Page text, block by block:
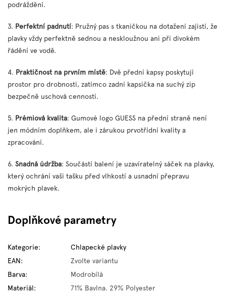
podráždění.
3. Perfektní padnutí: Pružný pas s tkaničkou na dotažení zajistí, že
plavky vždy perfektně sednou a neskloužnou ani při divokém
řádění ve vodě.
4. Praktičnost na prvním místě: Dvě přední kapsy poskytují
prostor pro drobnosti, zatímco zadní kapsička na suchý zip
bezpečně uschová cennosti.
5. Prémiová kvalita: Gumové logo GUESS na přední straně není
jen módním doplňkem, ale i zárukou prvotřídní kvality a
zpracování.
6. Snadná údržba: Součástí balení je uzavíratelný sáček na plavky,
který ochrání vaši tašku před vlhkostí a usnadní přepravu
mokrých plavek.
Doplňkové parametry
Kategorie:
Chlapecké plavky
EAN:
Zvolte variantu
Barva:
Modrobílá
Materiál: 71% Bavlna. 29% Polyester